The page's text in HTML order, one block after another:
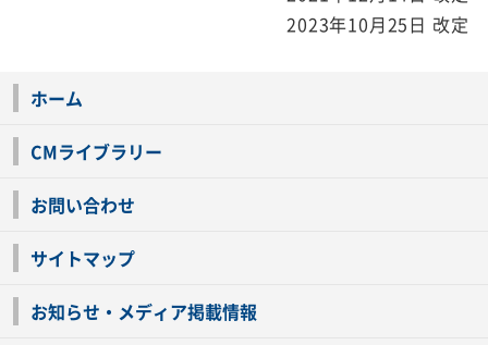
2023年10月25日 改定
ホーム
CMライブラリー
お問い合わせ
サイトマップ
お知らせ・メディア掲載情報